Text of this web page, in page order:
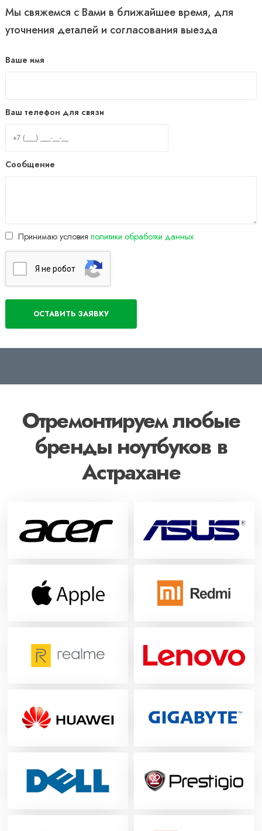
Мы свяжемся с Вами в ближайшее время, для
уточнения деталей и согласования выезда
Ваше имя
Ваш телефон для связи
Сообщение
Принимаю условия политики обработки данных
Я нe poбoт
Отремонтируем любые
бренды ноутбуков в
Астрахане